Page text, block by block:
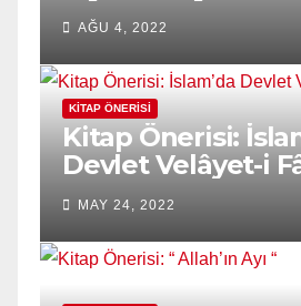
AĞU 4, 2022
KITAP ÖNERISI
Kitap Önerisi:
Devlet Velâyet-i
MAY 24, 2022